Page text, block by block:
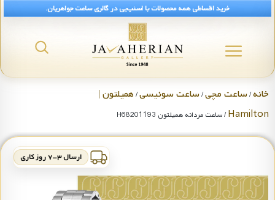
خرید اقساطی همه محصولات با اسنپ‌پی در گالری ساعت جواهریان.
خانه/ساعت مچی/ساعت سوئیسی/ همیلتون |
Hamilton/ ساعت مردانه همیلتون H68201193
ارسال ۳-۷ روز کاری